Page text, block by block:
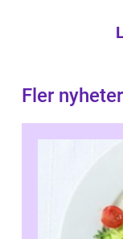
Fler nyheter